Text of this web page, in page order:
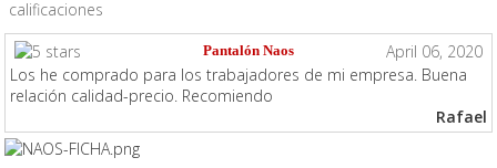
Pantalón Naos
April 06, 2020
Los he comprado para los trabajadores de mi empresa. Buena
relación calidad-precio. Recomiendo
Rafael